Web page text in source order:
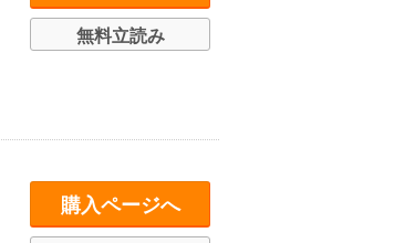
無料立読み
購入ページへ